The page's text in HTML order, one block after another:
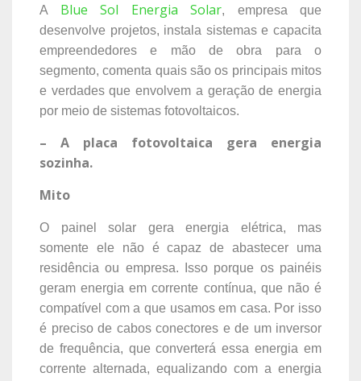
A Blue Sol Energia Solar, empresa que
desenvolve projetos, instala sistemas e capacita
empreendedores e mão de obra para o
segmento, comenta quais são os principais mitos
e verdades que envolvem a geração de energia
por meio de sistemas fotovoltaicos.
– A placa fotovoltaica gera energia
sozinha.
Mito
O painel solar gera energia elétrica, mas
somente ele não é capaz de abastecer uma
residência ou empresa. Isso porque os painéis
geram energia em corrente contínua, que não é
compatível com a que usamos em casa. Por isso
é preciso de cabos conectores e de um inversor
de frequência, que converterá essa energia em
corrente alternada, equalizando com a energia